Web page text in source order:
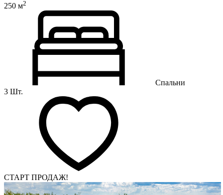
250 м2
Спальни
3 Шт.
СТАРТ ПРОДАЖ!